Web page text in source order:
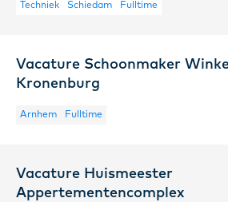
Techniek Schiedam Fulltime
Vacature Schoonmaker
Kronenburg
Arnhem Fulltime
Vacature Huismeester
Appertementencomplex